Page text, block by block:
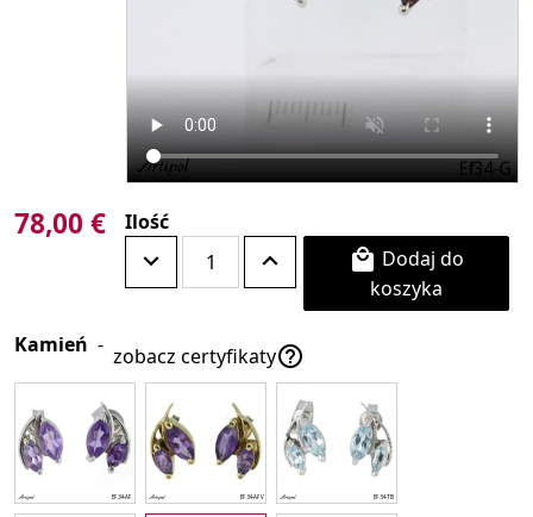
78,00 € Ilość

koszyka
Kamień - zobacz certyfikaty